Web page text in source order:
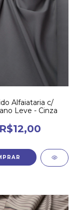
Alfaiataria c/
Leve - Cinza
R$12,00